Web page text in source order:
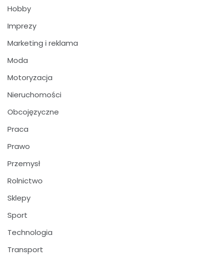
Hobby
Imprezy
Marketing i reklama
Moda
Motoryzacja
Nieruchomości
Obcojęzyczne
Praca
Prawo
Przemysł
Rolnictwo
Sklepy
Sport
Technologia
Transport